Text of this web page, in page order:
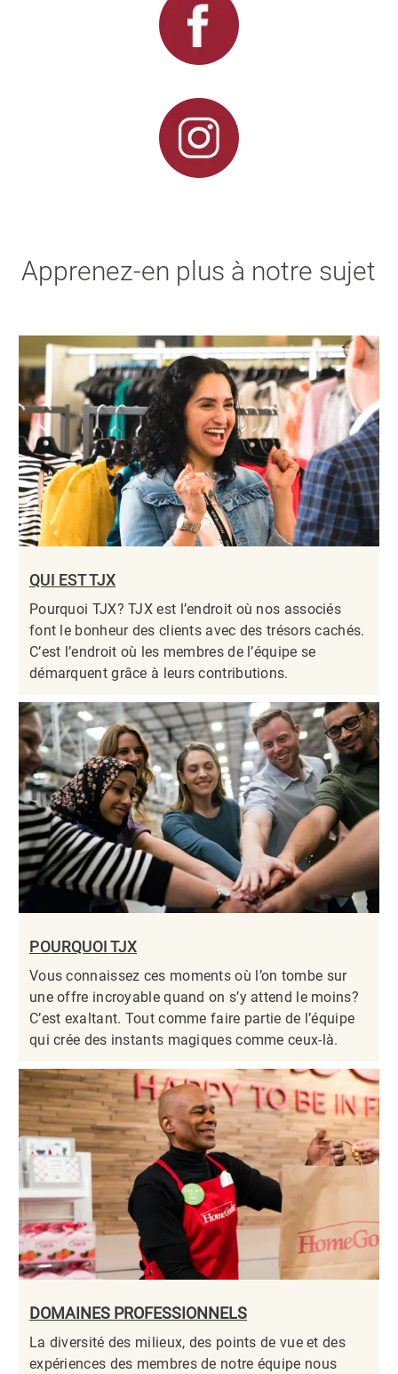
Apprenez-en plus à notre sujet
QUI EST TJX
Pourquoi TJX? TJX est l’endroit où nos associés
font le bonheur des clients avec des trésors cachés.
C’est l’endroit où les membres de l’équipe se
démarquent grâce à leurs contributions.​​​​​​​
POURQUOI TJX
Vous connaissez ces moments où l’on tombe sur
une offre incroyable quand on s’y attend le moins?
C’est exaltant. Tout comme faire partie de l’équipe
qui crée des instants magiques comme ceux-là.​​​​​​​
DOMAINES PROFESSIONNELS
La diversité des milieux, des points de vue et des
expériences des membres de notre équipe nous